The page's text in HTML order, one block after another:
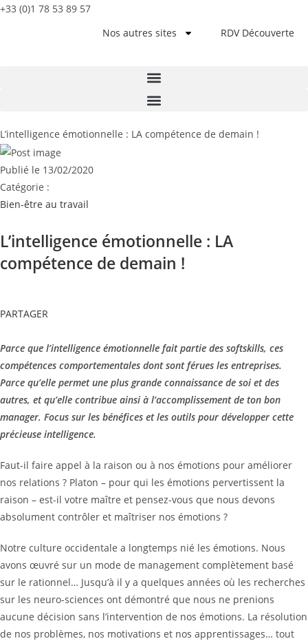
+33 (0)1 78 53 89 57
Nos autres sites
RDV Découverte
L’intelligence émotionnelle : LA compétence de demain !
Publié le 13/02/2020
Catégorie :
Bien-être au travail
L’intelligence émotionnelle : LA
compétence de demain !
PARTAGER
Parce que l’intelligence émotionnelle fait partie des softskills, ces
compétences comportementales dont sont férues les entreprises.
Parce qu’elle permet une plus grande connaissance de soi et des
autres, et qu’elle contribue ainsi à l’accomplissement de ton bon
manager. Focus sur les bénéfices et les outils pour développer cette
précieuse intelligence.
Faut-il faire appel à la raison ou à nos émotions pour améliorer
nos relations ? Platon – pour qui les émotions pervertissent la
raison – est-il votre maître et pensez-vous que nous devons
absolument contrôler et maîtriser nos émotions ?
Notre culture occidentale a longtemps nié les émotions. Nous
avons œuvré sur un mode de management complètement basé
sur le rationnel… Jusqu’à il y a quelques années où les recherches
sur les neuro-sciences ont démontré que nous ne prenions
aucune décision sans l’intervention de nos émotions. La résolution
de nos problèmes, nos motivations et nos apprentissages… tout